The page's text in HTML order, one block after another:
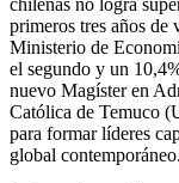
primeros tres años de
Ministerio de
el segundo y un
nuevo Magíster en
Católica de Temuco
para formar líderes
global contemporáneo.